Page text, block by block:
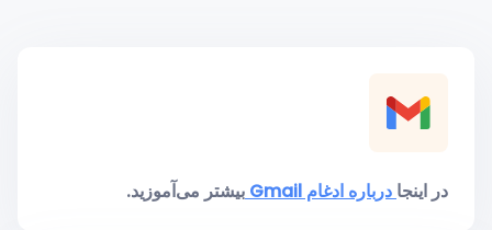
در اینجا درباره ادغام Gmail بیشتر می‌آموزید.